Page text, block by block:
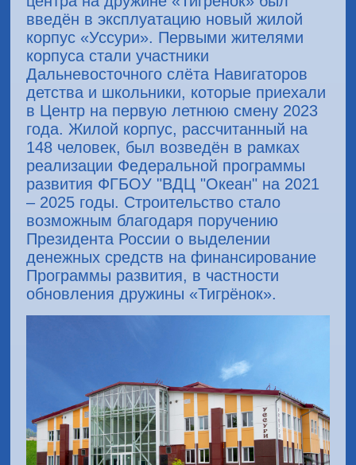
введён в эксплуатацию новый жилой
корпус «Уссури». Первыми жителями
корпуса стали участники
Дальневосточного слёта Навигаторов
детства и школьники, которые приехали
в Центр на первую летнюю смену 2023
года. Жилой корпус, рассчитанный на
148 человек, был возведён в рамках
реализации Федеральной программы
развития ФГБОУ "ВДЦ "Океан" на 2021
– 2025 годы. Строительство стало
возможным благодаря поручению
Президента России о выделении
денежных средств на финансирование
Программы развития, в частности
обновления дружины «Тигрёнок».